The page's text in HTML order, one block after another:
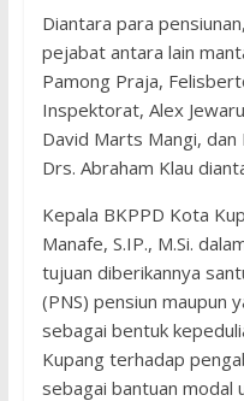
Diantara para
pejabat antara lain
Pamong Praja,
Inspektorat, Alex
David Marts Mangi, dan
Drs. Abraham Klau
Kepala BKPPD Kota
Manafe, S.IP., M.Si.
tujuan diberikannya
(PNS) pensiun maupun
sebagai bentuk
Kupang terhadap
sebagai bantuan modal